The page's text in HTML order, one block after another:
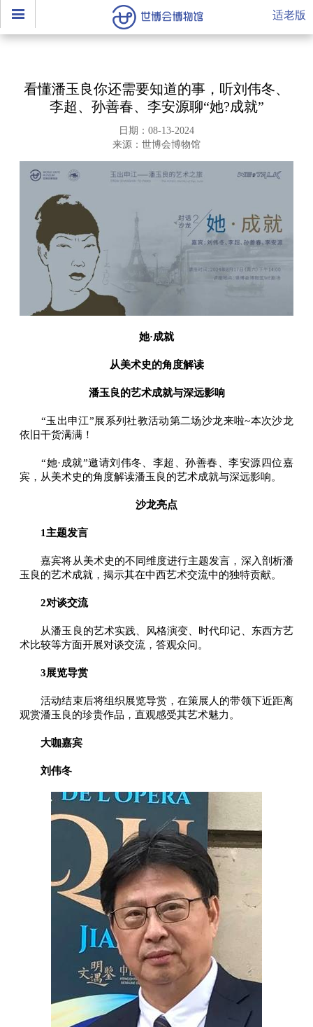
适老版
看懂潘玉良你还需要知道的事，听刘伟冬、
李超、孙善春、李安源聊“她?成就”
日期：08-13-2024
来源：世博会博物馆
她·成就
从美术史的角度解读
潘玉良的艺术成就与深远影响
“玉出申江”展系列社教活动第二场沙龙来啦~本次沙龙
依旧干货满满！
“她·成就”邀请刘伟冬、李超、孙善春、李安源四位嘉
宾，从美术史的角度解读潘玉良的艺术成就与深远影响。
沙龙亮点
1主题发言
嘉宾将从美术史的不同维度进行主题发言，深入剖析潘
玉良的艺术成就，揭示其在中西艺术交流中的独特贡献。
2对谈交流
从潘玉良的艺术实践、风格演变、时代印记、东西方艺
术比较等方面开展对谈交流，答观众问。
3展览导赏
活动结束后将组织展览导赏，在策展人的带领下近距离
观赏潘玉良的珍贵作品，直观感受其艺术魅力。
大咖嘉宾
刘伟冬